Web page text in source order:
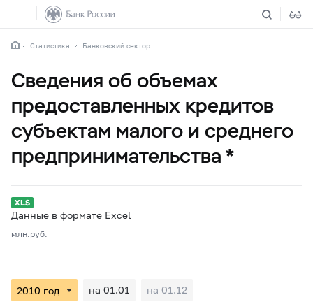
Статистика Банковский сектор
Сведения об объемах
предоставленных кредитов
субъектам малого и среднего
предпринимательства *
Данные в формате Excel
млн.руб.
на 01.01 на 01.12